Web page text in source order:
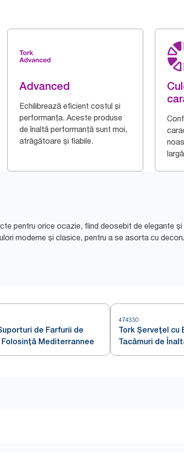
Advanced
Echilibrează eficient costul și
performanța. Aceste produse
de înaltă performanță sunt moi,
atrăgătoare și fiabile.
pentru orice ocazie, fiind deosebit de elegante
moderne și clasice, pentru a se asorta cu
de Farfurii de
Folosință Mediterrannee
474330
Tork Șervețel cu
Tacâmuri de
Albastru Închis